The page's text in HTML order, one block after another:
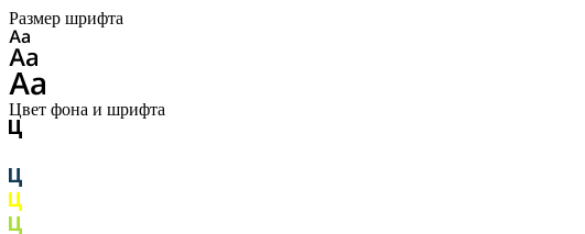
Размер шрифта
Цвет фона и шрифта